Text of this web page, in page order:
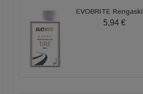
EVOBRITE
5,94 €